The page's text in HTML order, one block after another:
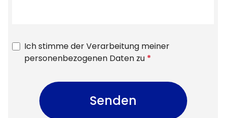
Ich stimme der Verarbeitung meiner
personenbezogenen Daten zu *
Senden